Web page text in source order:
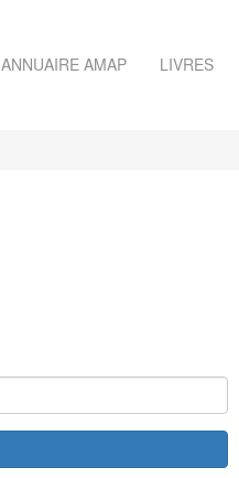
ANNUAIRE AMAP LIVRES